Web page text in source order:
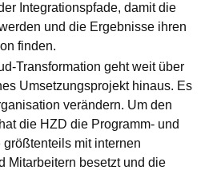
Integrationspfade, damit die
und die Ergeb­nisse ihren
finden.
Transformation geht weit über
Umsetzungsprojekt hinaus. Es
verändern. Um den
die HZD die Programm- und
mit internen
Mitarbeitern besetzt und die